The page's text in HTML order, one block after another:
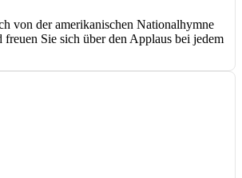
von der amerikanischen Nationalhymne
freuen Sie sich über den Applaus bei jedem